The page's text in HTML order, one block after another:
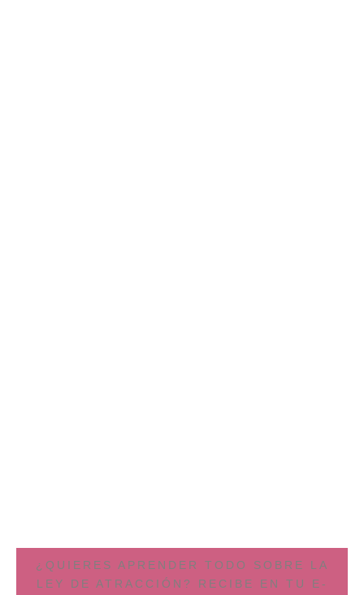
¿QUIERES APRENDER TODO SOBRE LA
LEY DE ATRACCIÓN? RECIBE EN TU E-